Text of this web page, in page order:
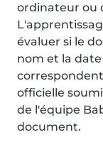
ordinateur ou
évaluer si le
nom et la
officielle
de l'équipe
document.